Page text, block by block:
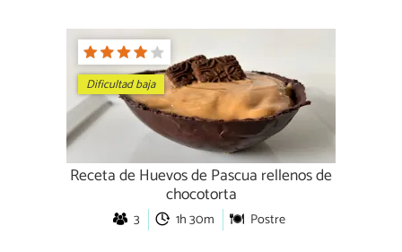
Dificultad baja
Receta de Huevos de Pascua rellenos de
chocotorta
3 1h 30m Postre